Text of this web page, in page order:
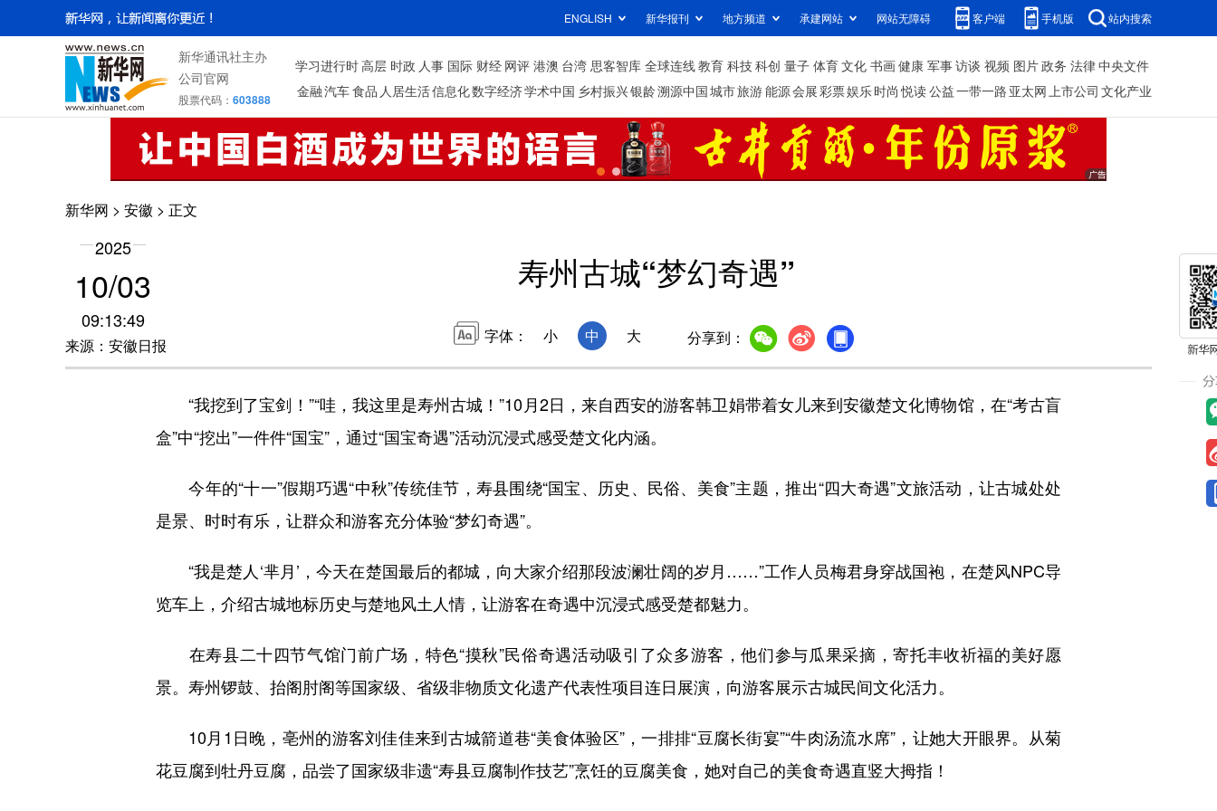
ENGLISH 新华报刊 地方频道 承建网站 网站无障碍 客户端 手机版 站内搜索
新华通讯社主办
公司官网
股票代码： 603888
学习进行时高层 时政 人事 国际 财经 网评 港澳 台湾 思客智库 全球连线教育 科技科创 量子 体育文化 书画健康 军事访谈 视频 图片政务 法律中央文件
金融汽车食品 人居生活信息化数字经济学术中国 乡村振兴银龄溯源中国城市旅游能源会展彩票娱乐时尚 悦读公益一带一路 亚太网上市公司 文化产业
新华网 > 安徽 > 正文
2025
10/03
09:13:49
来源：安徽日报
寿州古城“梦幻奇遇”
字体： 小 中 大 分享到：
“我挖到了宝剑！”“哇，我这里是寿州古城！”10月2日，来自西安的游客韩卫娟带着女儿来到安徽楚文化博物馆，在“考古盲
盒”中“挖出”一件件“国宝”，通过“国宝奇遇”活动沉浸式感受楚文化内涵。
今年的“十一”假期巧遇“中秋”传统佳节，寿县围绕“国宝、历史、民俗、美食”主题，推出“四大奇遇”文旅活动，让古城处处
是景、时时有乐，让群众和游客充分体验“梦幻奇遇”。
“我是楚人‘芈月’，今天在楚国最后的都城，向大家介绍那段波澜壮阔的岁月……”工作人员梅君身穿战国袍，在楚风NPC导
览车上，介绍古城地标历史与楚地风土人情，让游客在奇遇中沉浸式感受楚都魅力。
在寿县二十四节气馆门前广场，特色“摸秋”民俗奇遇活动吸引了众多游客，他们参与瓜果采摘，寄托丰收祈福的美好愿
景。寿州锣鼓、抬阁肘阁等国家级、省级非物质文化遗产代表性项目连日展演，向游客展示古城民间文化活力。
10月1日晚，亳州的游客刘佳佳来到古城箭道巷“美食体验区”，一排排“豆腐长街宴”“牛肉汤流水席”，让她大开眼界。从菊
花豆腐到牡丹豆腐，品尝了国家级非遗“寿县豆腐制作技艺”烹饪的豆腐美食，她对自己的美食奇遇直竖大拇指！